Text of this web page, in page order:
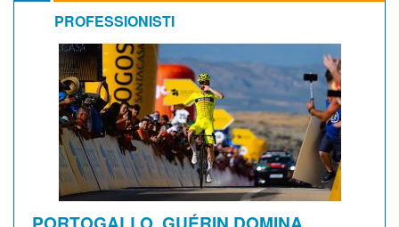
PROFESSIONISTI